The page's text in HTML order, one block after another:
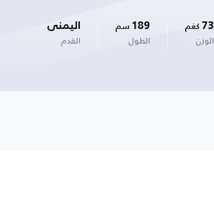
73 كغم
الوزن
189 سم
الطول
اليمنى
القدم